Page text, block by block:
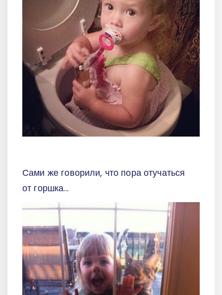
Сами же говорили, что пора отучаться
от горшка...